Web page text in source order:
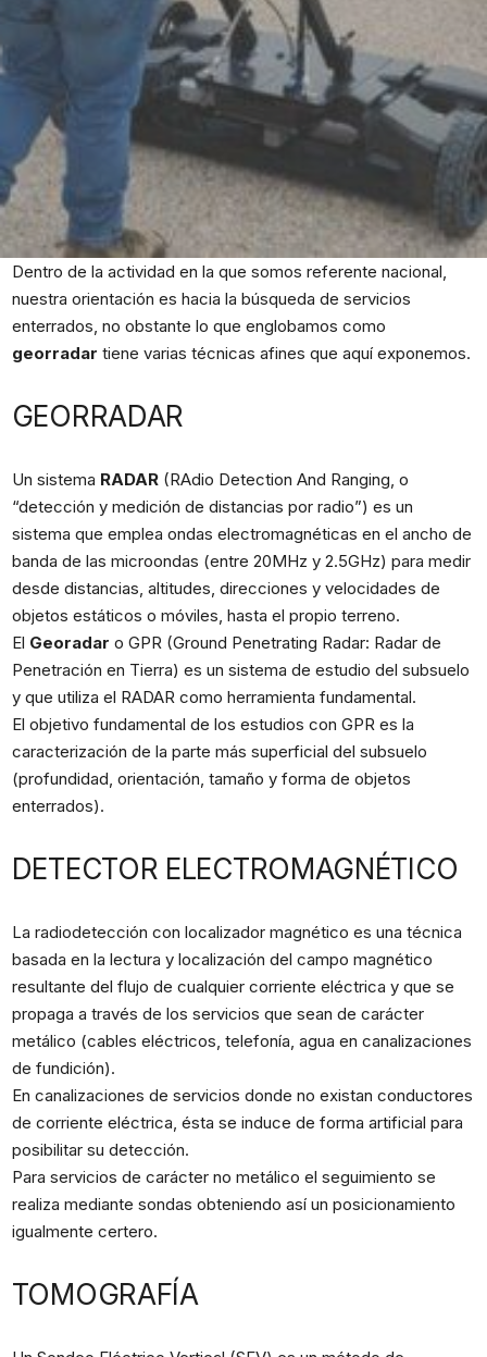
Dentro de la actividad en la que somos referente nacional,
nuestra orientación es hacia la búsqueda de servicios
enterrados, no obstante lo que englobamos como
georradar tiene varias técnicas afines que aquí exponemos.
GEORRADAR
Un sistema RADAR(RAdio Detection And Ranging, o
“detección y medición de distancias por radio”) es un
sistema que emplea ondas electromagnéticas en el ancho de
banda de las microondas (entre 20MHz y 2.5GHz) para medir
desde distancias, altitudes, direcciones y velocidades de
objetos estáticos o móviles, hasta el propio terreno.
El Georadar o GPR (Ground Penetrating Radar: Radar de
Penetración en Tierra) es un sistema de estudio del subsuelo
y que utiliza el RADAR como herramienta fundamental.
El objetivo fundamental de los estudios con GPR es la
caracterización de la parte más superficial del subsuelo
(profundidad, orientación, tamaño y forma de objetos
enterrados).
DETECTOR ELECTROMAGNÉTICO
La radiodetección con localizador magnético es una técnica
basada en la lectura y localización del campo magnético
resultante del flujo de cualquier corriente eléctrica y que se
propaga a través de los servicios que sean de carácter
metálico (cables eléctricos, telefonía, agua en canalizaciones
de fundición).
En canalizaciones de servicios donde no existan conductores
de corriente eléctrica, ésta se induce de forma artificial para
posibilitar su detección.
Para servicios de carácter no metálico el seguimiento se
realiza mediante sondas obteniendo así un posicionamiento
igualmente certero.
TOMOGRAFÍA